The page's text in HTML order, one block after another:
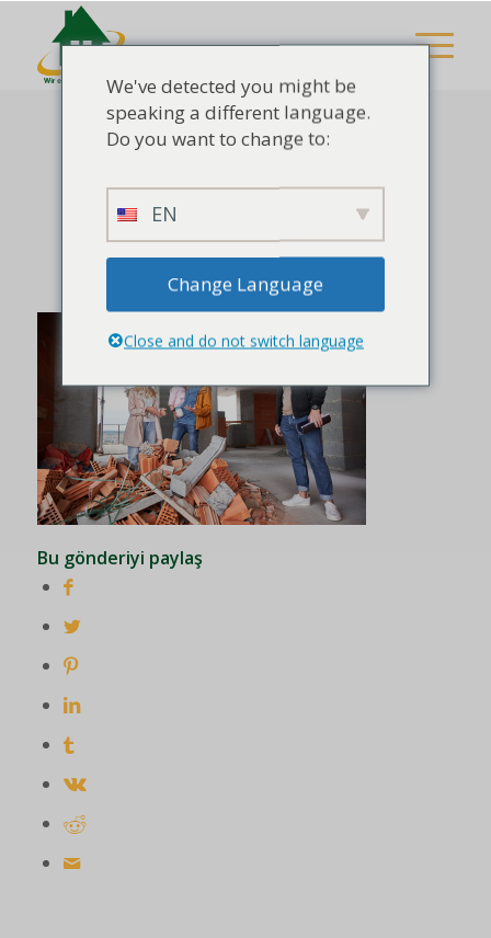
İnşaat alanında inşaatçı
ile konuşan aile.
Bu gönderiyi paylaş
We've detected you might be
speaking a different language.
Do you want to change to:
EN
Change Language
Close and do not switch language